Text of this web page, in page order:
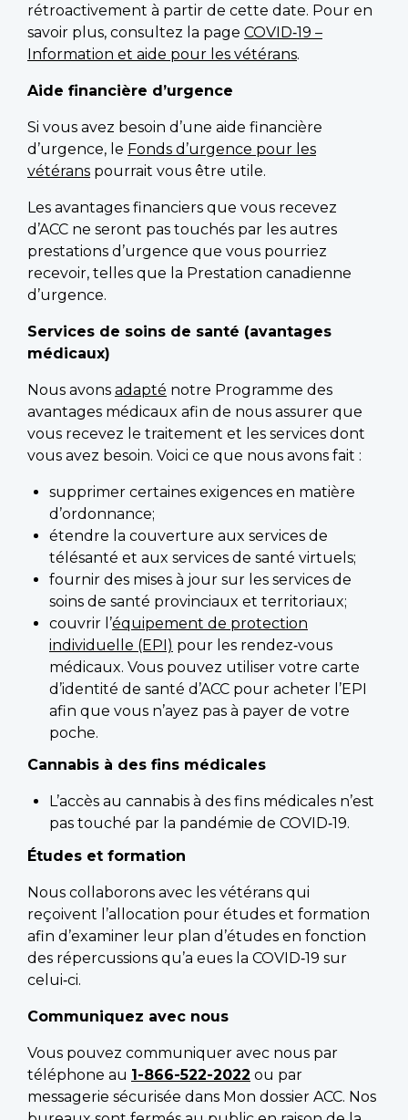
rétroactivement à partir de cette date. Pour en
savoir plus, consultez la page COVID‑19 –
Information et aide pour les vétérans.
Aide financière d’urgence
Si vous avez besoin d’une aide financière
d’urgence, le Fonds d’urgence pour les
vétérans pourrait vous être utile.
Les avantages financiers que vous recevez
d’ACC ne seront pas touchés par les autres
prestations d’urgence que vous pourriez
recevoir, telles que la Prestation canadienne
d’urgence.
Services de soins de santé (avantages
médicaux)
Nous avons adapté notre Programme des
avantages médicaux afin de nous assurer que
vous recevez le traitement et les services dont
vous avez besoin. Voici ce que nous avons fait :
supprimer certaines exigences en matière
d’ordonnance;
étendre la couverture aux services de
télésanté et aux services de santé virtuels;
fournir des mises à jour sur les services de
soins de santé provinciaux et territoriaux;
couvrir l’équipement de protection
individuelle (EPI) pour les rendez‑vous
médicaux. Vous pouvez utiliser votre carte
d’identité de santé d’ACC pour acheter l’EPI
afin que vous n’ayez pas à payer de votre
poche.
Cannabis à des fins médicales
L’accès au cannabis à des fins médicales n’est
pas touché par la pandémie de COVID‑19.
Études et formation
Nous collaborons avec les vétérans qui
reçoivent l’allocation pour études et formation
afin d’examiner leur plan d’études en fonction
des répercussions qu’a eues la COVID‑19 sur
celui‑ci.
Communiquez avec nous
Vous pouvez communiquer avec nous par
téléphone au 1-866-522-2022 ou par
messagerie sécurisée dans Mon dossier ACC. Nos